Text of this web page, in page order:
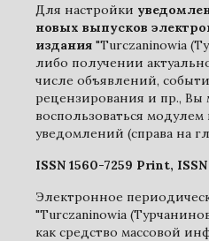
Для настройки
новых выпусков
издания "Turczaninowia
либо получении
числе объявлений,
рецензирования и пр., Вы
воспользоваться модулем
уведомлений (справа на
ISSN 1560-7259 Print,
Электронное
"Turczaninowia
как средство массовой